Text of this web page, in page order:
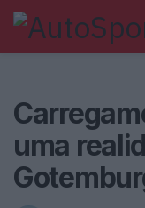
uma